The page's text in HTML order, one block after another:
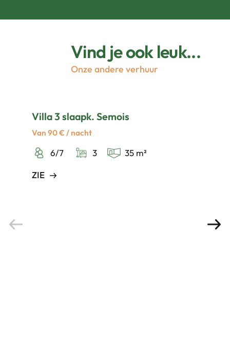
Vind je ook leuk...
Onze andere verhuur
Villa 3 slaapk. Semois
Van 90 € / nacht
6/7 3 35 m²
ZIE